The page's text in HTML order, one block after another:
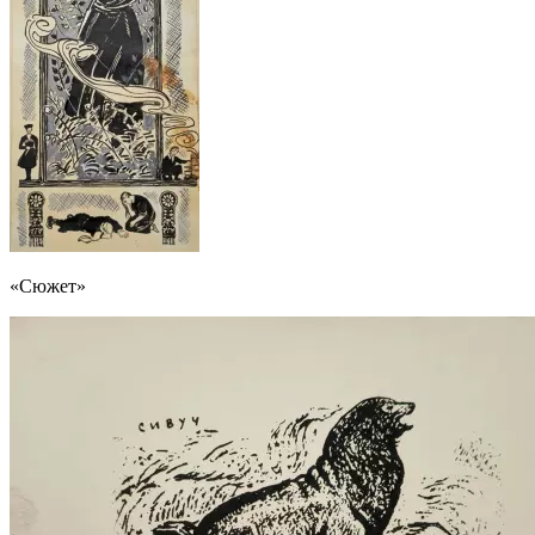
«Сюжет»